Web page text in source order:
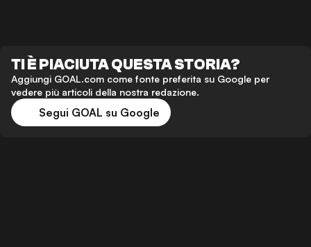
TI È PIACIUTA QUESTA STORIA?
Aggiungi GOAL.com come fonte preferita su Google per
vedere più articoli della nostra redazione.
Segui GOAL su Google